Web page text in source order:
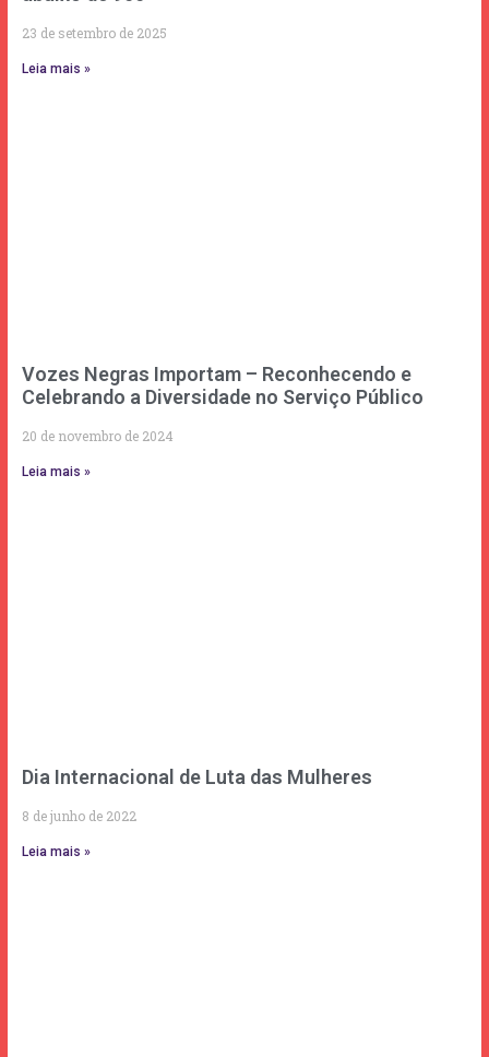
23 de setembro de 2025
Leia mais »
Vozes Negras Importam – Reconhecendo e
Celebrando a Diversidade no Serviço Público
20 de novembro de 2024
Leia mais »
Dia Internacional de Luta das Mulheres
8 de junho de 2022
Leia mais »